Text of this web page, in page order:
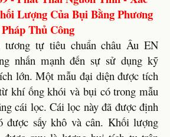
Lượng Của Bụi Bằng Phương
Pháp Thủ Công
tương tự tiêu chuẩn châu Âu EN
nhấn mạnh đến sự sử dụng kỹ
lớn. Một mẫu đại diện được tích
khí ống khói và bụi có trong mẫu
cái lọc. Cái lọc này đã được định
được sấy khô và cân. Khối lượng